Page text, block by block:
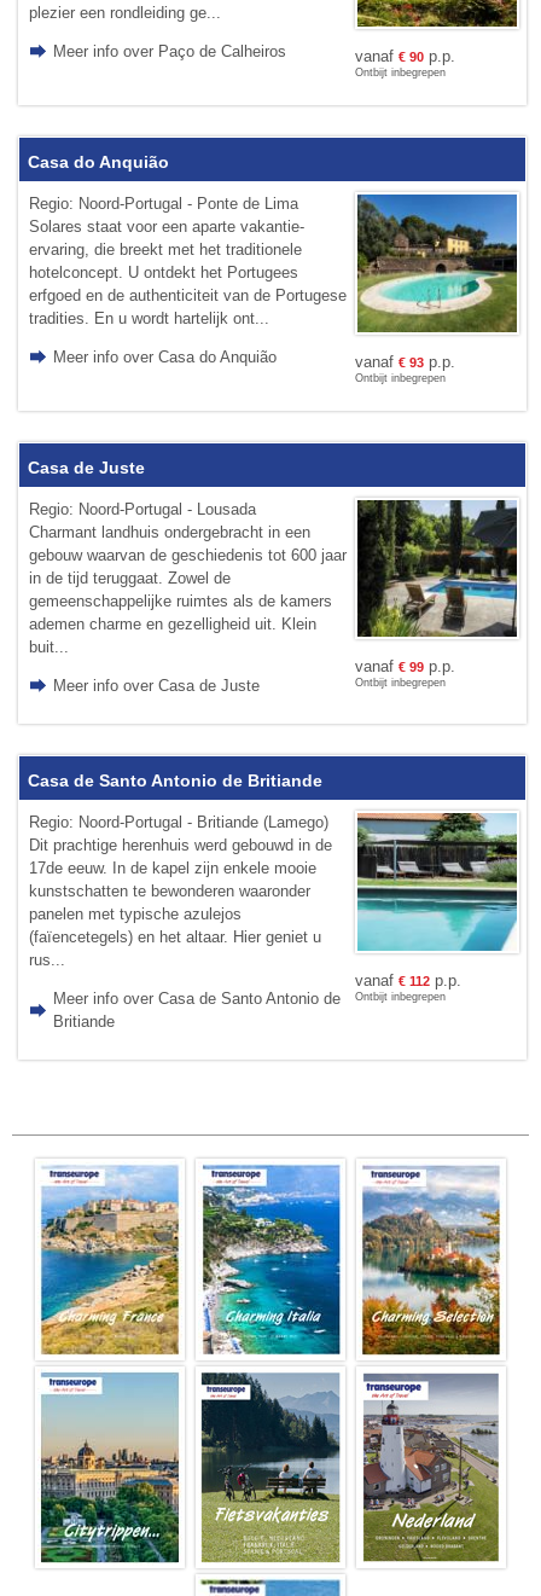
plezier een rondleiding ge...
Meer info over Paço de Calheiros vanaf € 90p.p.
Ontbijt inbegrepen
Casa do Anquião
Regio: Noord-Portugal - Ponte de Lima
Solares staat voor een aparte vakantie-
ervaring, die breekt met het traditionele
hotelconcept. U ontdekt het Portugees
erfgoed en de authenticiteit van de Portugese
tradities. En u wordt hartelijk ont...
Meer info over Casa do Anquião vanaf € 93p.p.
Ontbijt inbegrepen
Casa de Juste
Regio: Noord-Portugal - Lousada
Charmant landhuis ondergebracht in een
gebouw waarvan de geschiedenis tot 600 jaar
in de tijd teruggaat. Zowel de
gemeenschappelijke ruimtes als de kamers
ademen charme en gezelligheid uit. Klein
buit...
Meer info over Casa de Juste
vanaf € 99p.p.
Ontbijt inbegrepen
Casa de Santo Antonio de Britiande
Regio: Noord-Portugal - Britiande (Lamego)
Dit prachtige herenhuis werd gebouwd in de
17de eeuw. In de kapel zijn enkele mooie
kunstschatten te bewonderen waaronder
panelen met typische azulejos
(faïencetegels) en het altaar. Hier geniet u
rus...
Meer info over Casa de Santo Antonio de
Britiande
vanaf € 112p.p.
Ontbijt inbegrepen